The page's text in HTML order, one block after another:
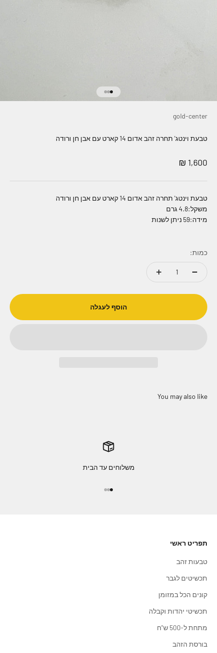
עבור לפריט 1
עבור לפריט 2
עבור לפריט 3
gold-center
טבעת וינטג' תחרה זהב אדום 14 קארט עם אבן חן ורודה
מחיר מבצע
1,600 ₪
טבעת וינטג' תחרה זהב אדום 14 קארט עם אבן חן ורודה
משקל:4.8 גרם
מידה:59 ניתן לשנות
כמות:
הוסף לעגלה
משלוחים עד הבית
תפריט ראשי
טבעות זהב
תכשיטים לגבר
קונים הכל במזומן
תכשיטי יהדות וקבלה
מתחת ל-500 ש"ח
בורסת הזהב